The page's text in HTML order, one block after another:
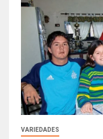
VARIEDADES